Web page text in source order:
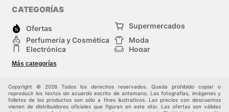
CATEGORÍAS
Ofertas
Supermercados
Perfumería y Cosmética
Moda
Electrónica
Hogar
Deporte
Juguetes y bebés
Más categorías
Copyright © 2026 Todos los derechos reservados. Queda prohibido copiar o
reproducir los textos sin acuerdo escrito de antemano. Las fotografías, imágenes y
folletos de los productos son sólo a fines ilustrativos. Las precios con descuentos
vienen de distribuidores oficiales que figuran en este sitio. Las ofertas son válidas